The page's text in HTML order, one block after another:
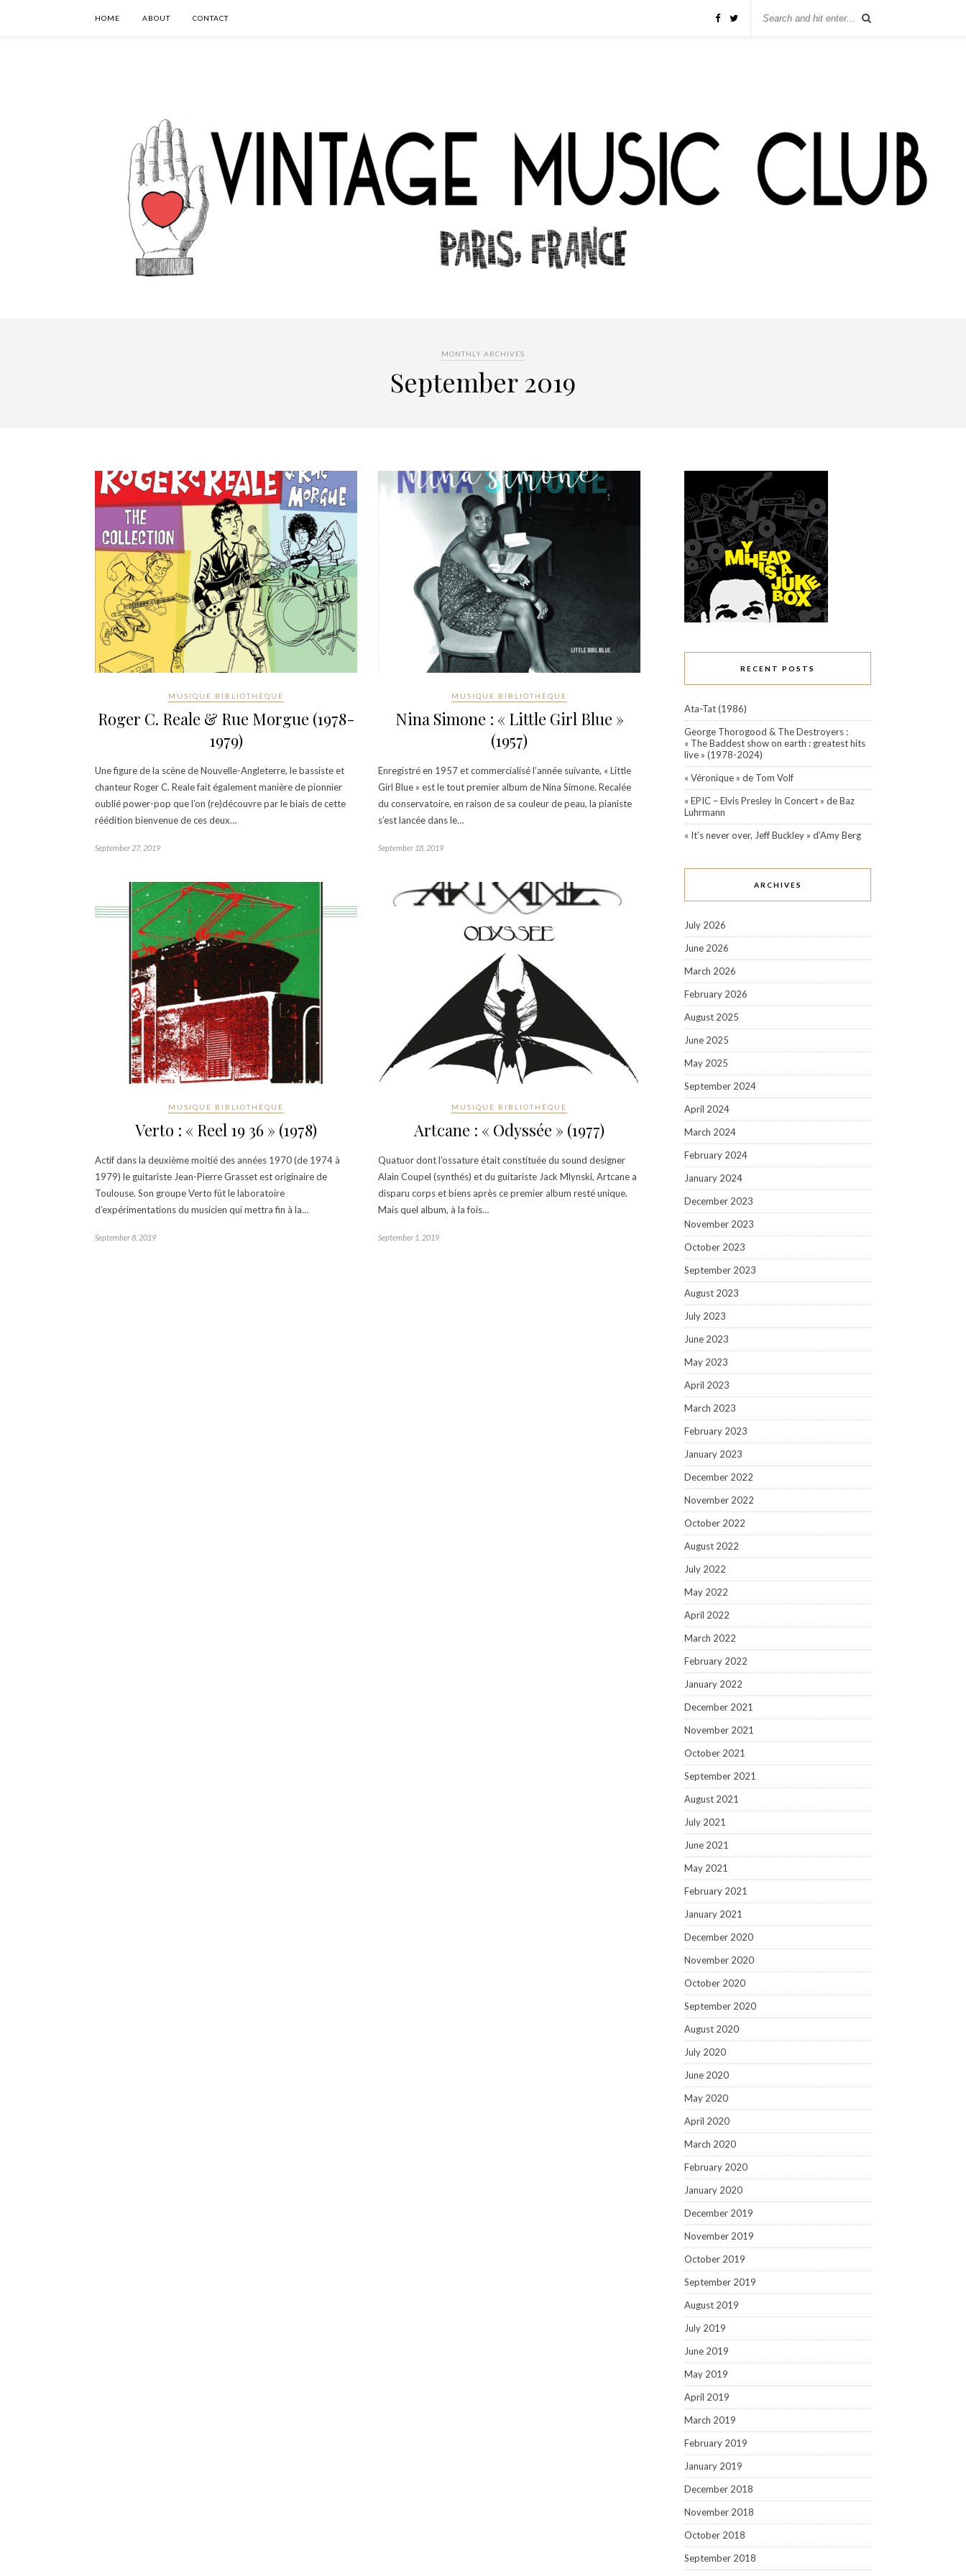
HOME ABOUT CONTACT
MONTHLY ARCHIVES
September 2019
MUSIQUE BIBLIOTHÈQUE
Roger C. Reale & Rue Morgue (1978-
1979)
Une figure de la scène de Nouvelle-Angleterre, le bassiste et
chanteur Roger C. Reale fait également manière de pionnier
oublié power-pop que l’on (re)découvre par le biais de cette
réédition bienvenue de ces deux…
September 27, 2019
MUSIQUE BIBLIOTHÈQUE
Nina Simone : « Little Girl Blue »
(1957)
Enregistré en 1957 et commercialisé l’année suivante, « Little
Girl Blue » est le tout premier album de Nina Simone. Recalée
du conservatoire, en raison de sa couleur de peau, la pianiste
s’est lancée dans le…
September 18, 2019
MUSIQUE BIBLIOTHÈQUE
Verto : « Reel 19 36 » (1978)
Actif dans la deuxième moitié des années 1970 (de 1974 à
1979) le guitariste Jean-Pierre Grasset est originaire de
Toulouse. Son groupe Verto fût le laboratoire
d’expérimentations du musicien qui mettra fin à la…
September 8, 2019
MUSIQUE BIBLIOTHÈQUE
Artcane : « Odyssée » (1977)
Quatuor dont l’ossature était constituée du sound designer
Alain Coupel (synthés) et du guitariste Jack Mlynski, Artcane a
disparu corps et biens après ce premier album resté unique.
Mais quel album, à la fois…
September 1, 2019
RECENT POSTS
Ata-Tat (1986)
George Thorogood & The Destroyers :
« The Baddest show on earth : greatest hits
live » (1978-2024)
« Véronique » de Tom Volf
« EPIC – Elvis Presley In Concert » de Baz
Luhrmann
« It’s never over, Jeff Buckley » d’Amy Berg
ARCHIVES
July 2026
June 2026
March 2026
February 2026
August 2025
June 2025
May 2025
September 2024
April 2024
March 2024
February 2024
January 2024
December 2023
November 2023
October 2023
September 2023
August 2023
July 2023
June 2023
May 2023
April 2023
March 2023
February 2023
January 2023
December 2022
November 2022
October 2022
August 2022
July 2022
May 2022
April 2022
March 2022
February 2022
January 2022
December 2021
November 2021
October 2021
September 2021
August 2021
July 2021
June 2021
May 2021
February 2021
January 2021
December 2020
November 2020
October 2020
September 2020
August 2020
July 2020
June 2020
May 2020
April 2020
March 2020
February 2020
January 2020
December 2019
November 2019
October 2019
September 2019
August 2019
July 2019
June 2019
May 2019
April 2019
March 2019
February 2019
January 2019
December 2018
November 2018
October 2018
September 2018